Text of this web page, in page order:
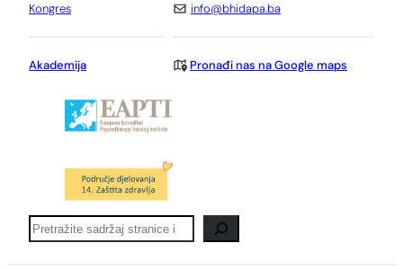
Kongres
Akademija
info@bhidapa.ba
Pronađi nas na Google maps
Pretraga